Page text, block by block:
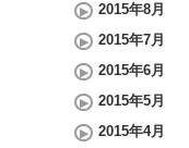
2015年8月
2015年7月
2015年6月
2015年5月
2015年4月